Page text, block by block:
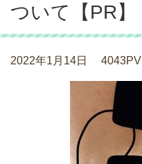
ついて【PR】
2022年1月14日 4043PV